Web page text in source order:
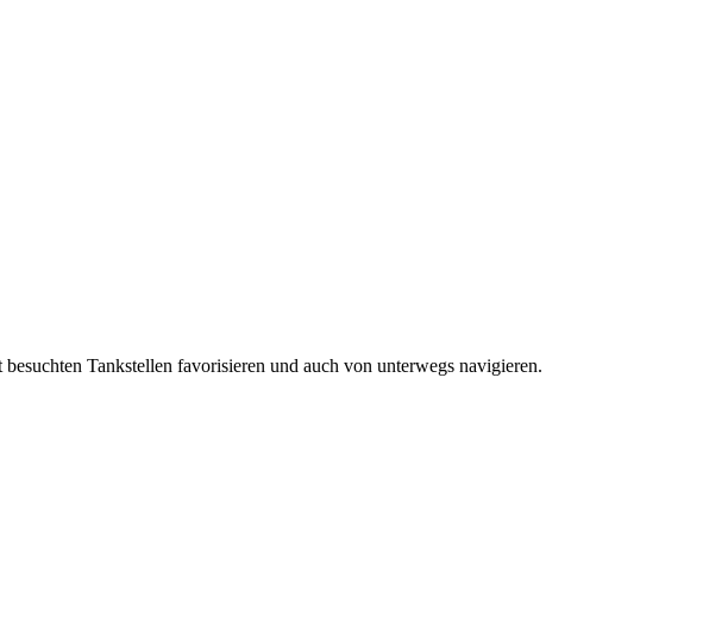
Tankstellen favorisieren und auch von unterwegs navigieren.